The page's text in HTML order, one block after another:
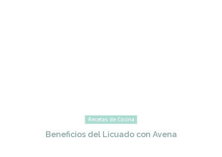
Recetas de Cocina
Beneficios del Licuado con Avena